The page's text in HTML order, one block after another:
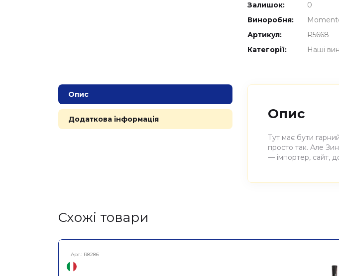
Залишок:
0
Виноробня:
Артикул:
R5668
Категорії:
Наші
Опис
Додаткова інформація Опис
Тут має бути
просто так. Але
— імпортер, сайт,
Cхожі товари
Арт.: R8286